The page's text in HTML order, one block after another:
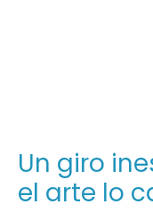
Un giro
el arte lo